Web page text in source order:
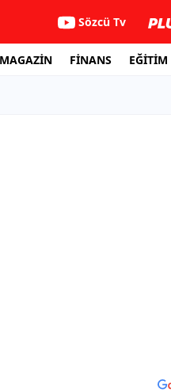
Sözcü Tv
MAGAZİN FİNANS EĞİTİM